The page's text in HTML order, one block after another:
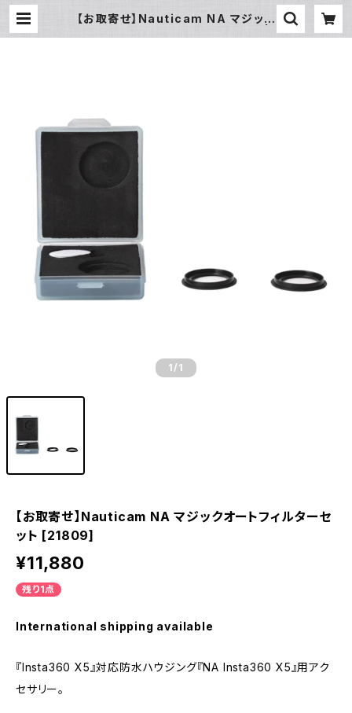
【お取寄せ】Nauticam NA マジック
1 /1
【お取寄せ】Nauticam NA マジックオートフィルターセ
ット [21809]
¥11,880
残り1点
International shipping available
『Insta360 X5』対応防水ハウジング『NA Insta360 X5』用アク
セサリー。